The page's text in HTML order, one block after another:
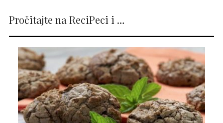
Pročitajte na ReciPeci i …